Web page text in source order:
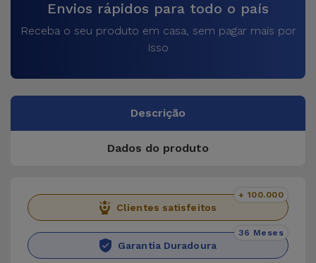
Envios rápidos para todo o país
Receba o seu produto em casa, sem pagar mais por
isso
Descrição
Dados do produto
Clientes satisfeitos
+ 100.000
Garantia Duradoura
36 Meses